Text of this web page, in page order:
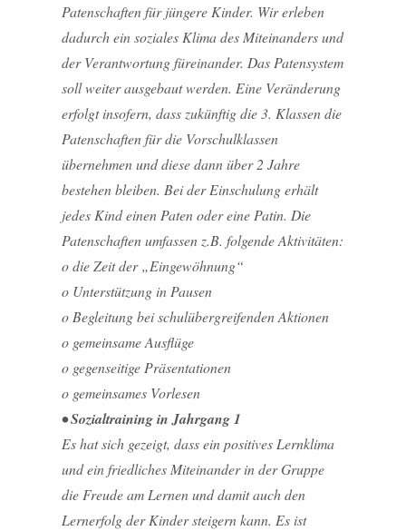
Patenschaften für jüngere Kinder. Wir erleben
dadurch ein soziales Klima des Miteinanders und
der Verantwortung füreinander. Das Patensystem
soll weiter ausgebaut werden. Eine Veränderung
erfolgt insofern, dass zukünftig die 3. Klassen die
Patenschaften für die Vorschulklassen
übernehmen und diese dann über 2 Jahre
bestehen bleiben. Bei der Einschulung erhält
jedes Kind einen Paten oder eine Patin. Die
Patenschaften umfassen z.B. folgende Aktivitäten:
o die Zeit der „Eingewöhnung“
o Unterstützung in Pausen
o Begleitung bei schulübergreifenden Aktionen
o gemeinsame Ausflüge
o gegenseitige Präsentationen
o gemeinsames Vorlesen
• Sozialtraining in Jahrgang 1
Es hat sich gezeigt, dass ein positives Lernklima
und ein friedliches Miteinander in der Gruppe
die Freude am Lernen und damit auch den
Lernerfolg der Kinder steigern kann. Es ist